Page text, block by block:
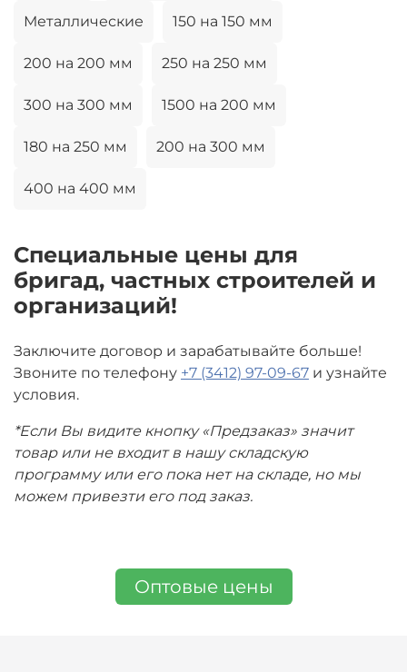
Металлические 150 на 150 мм
200 на 200 мм 250 на 250 мм
300 на 300 мм 1500 на 200 мм
180 на 250 мм 200 на 300 мм
400 на 400 мм
Специальные цены для
бригад, частных строителей и
организаций!
Заключите договор и зарабатывайте больше!
Звоните по телефону +7 (3412) 97-09-67 и узнайте
условия.
*Если Вы видите кнопку «Предзаказ» значит
товар или не входит в нашу складскую
программу или его пока нет на складе, но мы
можем привезти его под заказ.
Оптовые цены